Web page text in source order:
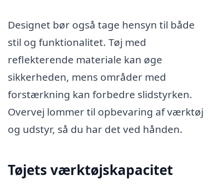
Designet bør også tage hensyn til både
stil og funktionalitet. Tøj med
reflekterende materiale kan øge
sikkerheden, mens områder med
forstærkning kan forbedre slidstyrken.
Overvej lommer til opbevaring af værktøj
og udstyr, så du har det ved hånden.
Tøjets værktøjskapacitet